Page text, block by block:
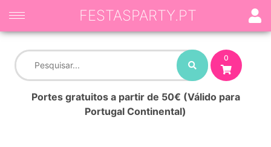
0
Portes gratuitos a partir de 50€ (Válido para
Portugal Continental)
FESTASPARTY.PT